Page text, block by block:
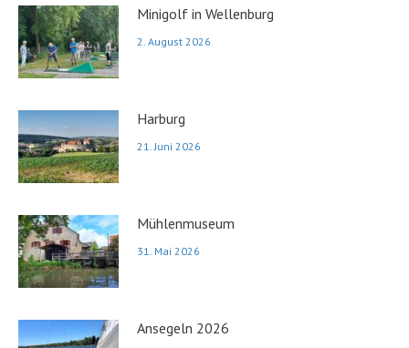
Minigolf in Wellenburg
2. August 2026
Harburg
21. Juni 2026
Mühlenmuseum
31. Mai 2026
Ansegeln 2026